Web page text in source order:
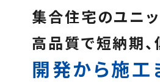
集合住宅のユニ
高品質で短納期
開発から施工